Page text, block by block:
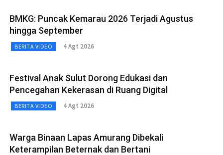
BMKG: Puncak Kemarau 2026 Terjadi Agustus
hingga September
BERITA VIDEO 4 Agt 2026
Festival Anak Sulut Dorong Edukasi dan
Pencegahan Kekerasan di Ruang Digital
BERITA VIDEO 4 Agt 2026
Warga Binaan Lapas Amurang Dibekali
Keterampilan Beternak dan Bertani